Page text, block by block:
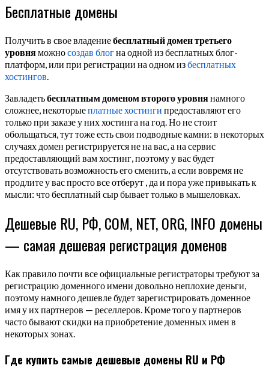
Бесплатные домены
Получить в свое владениебесплатный домен третьего
уровняможносоздав блогна одной из бесплатных блог-
платформ, или при регистрации на одном избесплатных
хостингов.
Завладетьбесплатным доменом второго уровнянамного
сложнее, некоторыеплатные хостинги предоставляют его
только при заказе у них хостинга на год. Но не стоит
обольщаться, тут тоже есть свои подводные камни: в некоторых
случаях домен регистрируется не на вас, а на сервис
предоставляющий вам хостинг, поэтому у вас будет
отсутствовать возможность его сменить, а если вовремя не
продлите у вас просто все отберут , да и пора уже привыкать к
мысли: что бесплатный сыр бывает только в мышеловках.
Дешевые RU, РФ, COM, NET, ORG, INFO домены
— самая дешевая регистрация доменов
Как правило почти все официальные регистраторы требуют за
регистрацию доменного имени довольно неплохие деньги,
поэтому намного дешевле будет зарегистрировать доменное
имя у их партнеров — реселлеров. Кроме того у партнеров
часто бывают скидки на приобретение доменных имен в
некоторых зонах.
Где купить самые дешевые домены RU и РФ